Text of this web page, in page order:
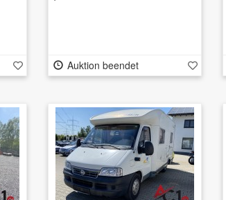
Auktion beendet